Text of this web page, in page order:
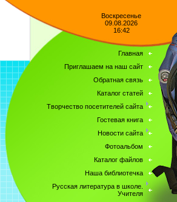
Воскресенье
09.08.2026
16:42
Главная
Приглашаем на наш сайт
Обратная связь
Каталог статей
Творчество посетителей сайта
Гостевая книга
Новости сайта
Фотоальбом
Каталог файлов
Наша библиотечка
Русская литература в школе.
Учителя